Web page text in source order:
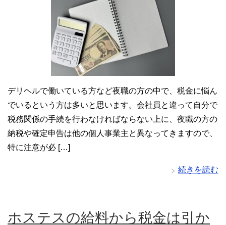
デリヘルで働いている方など夜職の方の中で、税金に悩ん
でいるという方は多いと思います。会社員と違って自分で
税務関係の手続を行わなければならない上に、夜職の方の
納税や確定申告は他の個人事業主と異なってきますので、
特に注意が必 […]
続きを読む
ホステスの給料から税金は引か